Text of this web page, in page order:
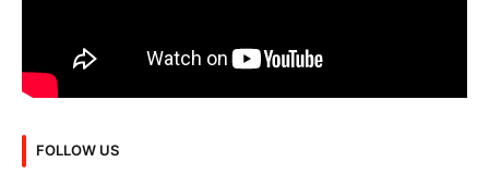
FOLLOW US